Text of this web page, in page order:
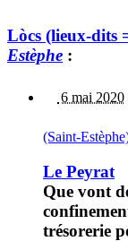
Lòcs (lieux-dits
Estèphe :
6 mai 2020
(Saint-
Le Peyrat
Que vont
trésorerie